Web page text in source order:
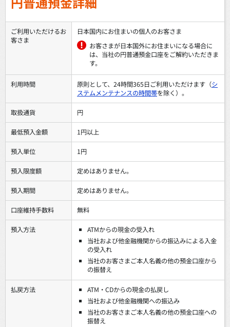
ご利用いただけるお
客さま
日本国内にお住まいの個人のお客さま
お客さまが日本国外にお住まいになる場合に
は、当社の円普通預金口座をご解約いただきま
す。
利用時間 原則として、24時間365日ご利用いただけます（シ
ステムメンテナンスの時間帯を除く）。
取扱通貨 円
最低預入金額 1円以上
預入単位 1円
預入限度額 定めはありません。
預入期間 定めはありません。
口座維持手数料 無料
預入方法
ATMからの現金の受入れ
当社および他金融機関からの振込みによる入金
の受入れ
当社のお客さまご本人名義の他の預金口座から
の振替え
払戻方法
ATM・CDからの現金の払戻し
当社および他金融機関への振込み
当社のお客さまご本人名義の他の預金口座への
振替え